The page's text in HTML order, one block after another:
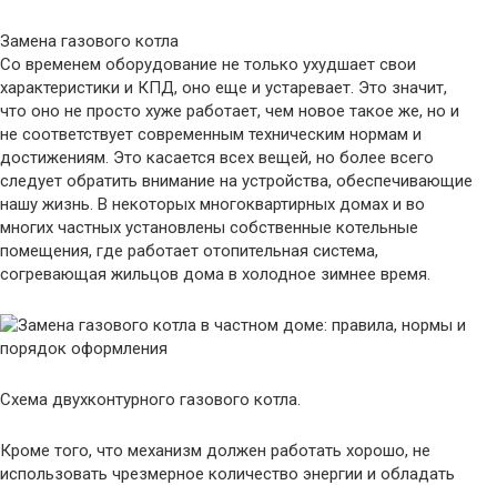
Замена газового котла
Со временем оборудование не только ухудшает свои
характеристики и КПД, оно еще и устаревает. Это значит,
что оно не просто хуже работает, чем новое такое же, но и
не соответствует современным техническим нормам и
достижениям. Это касается всех вещей, но более всего
следует обратить внимание на устройства, обеспечивающие
нашу жизнь. В некоторых многоквартирных домах и во
многих частных установлены собственные котельные
помещения, где работает отопительная система,
согревающая жильцов дома в холодное зимнее время.
Схема двухконтурного газового котла.
Кроме того, что механизм должен работать хорошо, не
использовать чрезмерное количество энергии и обладать